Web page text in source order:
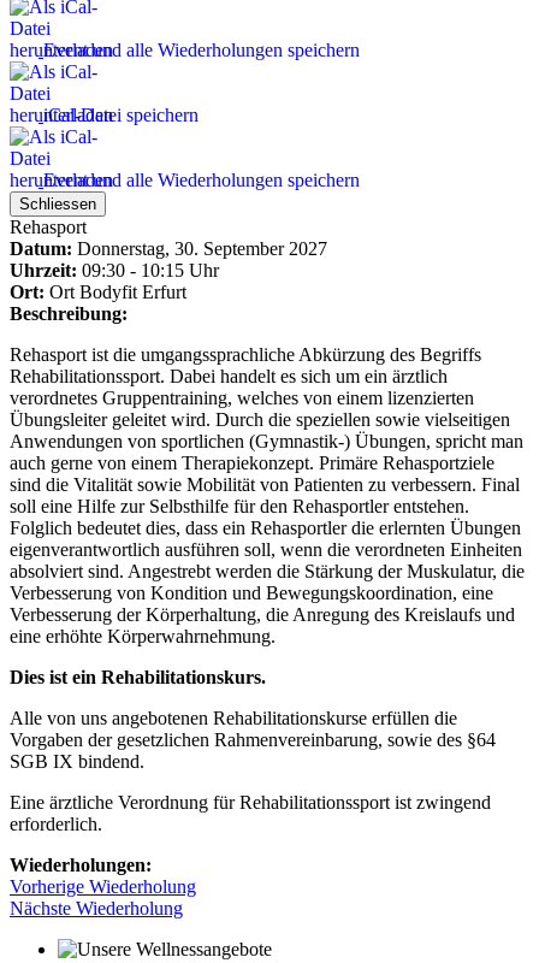
Event und alle Wiederholungen speichern
iCal-Datei speichern
Event und alle Wiederholungen speichern
Schliessen
Rehasport
Datum: Donnerstag, 30. September 2027
Uhrzeit: 09:30 - 10:15 Uhr
Ort: Ort Bodyfit Erfurt
Beschreibung:
Rehasport ist die umgangssprachliche Abkürzung des Begriffs
Rehabilitationssport. Dabei handelt es sich um ein ärztlich
verordnetes Gruppentraining, welches von einem lizenzierten
Übungsleiter geleitet wird. Durch die speziellen sowie vielseitigen
Anwendungen von sportlichen (Gymnastik-) Übungen, spricht man
auch gerne von einem Therapiekonzept. Primäre Rehasportziele
sind die Vitalität sowie Mobilität von Patienten zu verbessern. Final
soll eine Hilfe zur Selbsthilfe für den Rehasportler entstehen.
Folglich bedeutet dies, dass ein Rehasportler die erlernten Übungen
eigenverantwortlich ausführen soll, wenn die verordneten Einheiten
absolviert sind. Angestrebt werden die Stärkung der Muskulatur, die
Verbesserung von Kondition und Bewegungskoordination, eine
Verbesserung der Körperhaltung, die Anregung des Kreislaufs und
eine erhöhte Körperwahrnehmung.
Dies ist ein Rehabilitationskurs.
Alle von uns angebotenen Rehabilitationskurse erfüllen die
Vorgaben der gesetzlichen Rahmenvereinbarung, sowie des §64
SGB IX bindend.
Eine ärztliche Verordnung für Rehabilitationssport ist zwingend
erforderlich.
Wiederholungen:
Vorherige Wiederholung
Nächste Wiederholung